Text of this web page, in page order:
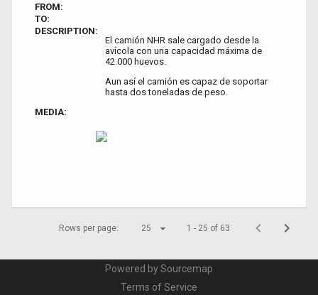
FROM:
TO:
DESCRIPTION:
El camión NHR sale cargado desde la
avícola con una capacidad máxima de
42.000 huevos.
Aun así el camión es capaz de soportar
hasta dos toneladas de peso.
MEDIA:
Rows per page: 25 1 - 25 of 63
Powered by Sourcemap
Terms of Service